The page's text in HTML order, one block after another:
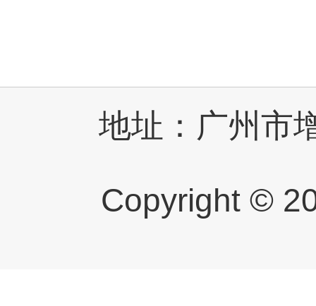
地址：广州市
Copyright ©